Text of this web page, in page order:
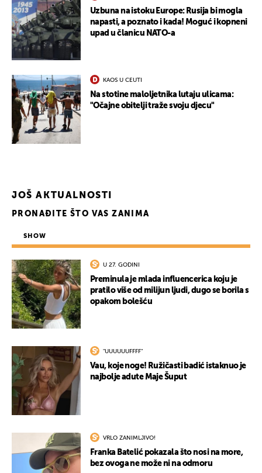
Uzbuna na istoku Europe: Rusija bi mogla
napasti, a poznato i kada! Moguć i kopneni
upad u članicu NATO-a
KAOS U CEUTI
Na stotine maloljetnika lutaju ulicama:
"Očajne obitelji traže svoju djecu"
JOŠ AKTUALNOSTI
PRONAĐITE ŠTO VAS ZANIMA
SHOW
U 27. GODINI
Preminula je mlada influencerica koju je
pratilo više od milijun ljudi, dugo se borila s
opakom bolešću
"UUUUUUFFFF"
Vau, koje noge! Ružičasti badić istaknuo je
najbolje adute Maje Šuput
VRLO ZANIMLJIVO!
Franka Batelić pokazala što nosi na more,
bez ovoga ne može ni na odmoru